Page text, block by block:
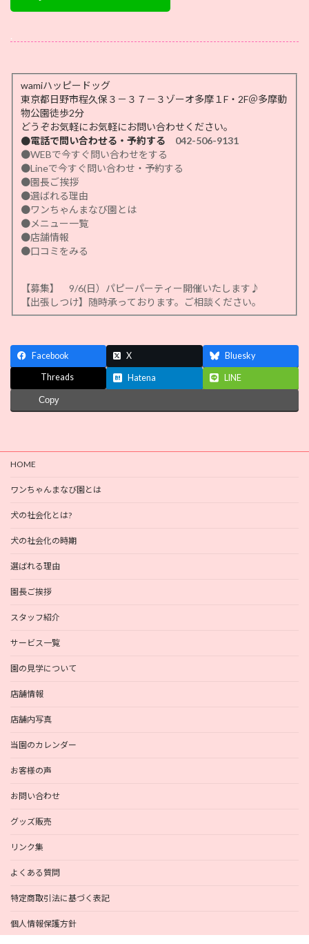
.
wamiハッピードッグ
東京都日野市程久保３－３７－３ゾーオ多摩１F・2F＠多摩動
物公園徒歩2分
どうぞお気軽にお気軽にお問い合わせください。
●電話で問い合わせる・予約する 042-506-9131
●WEBで今すぐ問い合わせをする
●Lineで今すぐ問い合わせ・予約する
●園長ご挨拶
●選ばれる理由
●ワンちゃんまなび園とは
●メニュー一覧
●店舗情報
●口コミをみる
【募集】 9/6(日）パピーパーティー開催いたします♪
【出張しつけ】随時承っております。ご相談ください。
Facebook X Bluesky
Threads Hatena LINE
Copy
HOME
ワンちゃんまなび園とは
犬の社会化とは?
犬の社会化の時期
選ばれる理由
園長ご挨拶
スタッフ紹介
サービス一覧
園の見学について
店舗情報
店舗内写真
当園のカレンダー
お客様の声
お問い合わせ
グッズ販売
リンク集
よくある質問
特定商取引法に基づく表記
個人情報保護方針